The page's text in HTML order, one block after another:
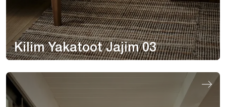
Kilim Yakatoot Jajim 03